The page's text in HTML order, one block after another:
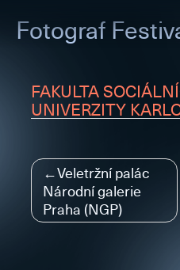
Fotograf
FAKULTA
UNIVERZITY
Navigace
pro
příspěvek
Veletržní palác
Národní galerie
Praha (NGP)